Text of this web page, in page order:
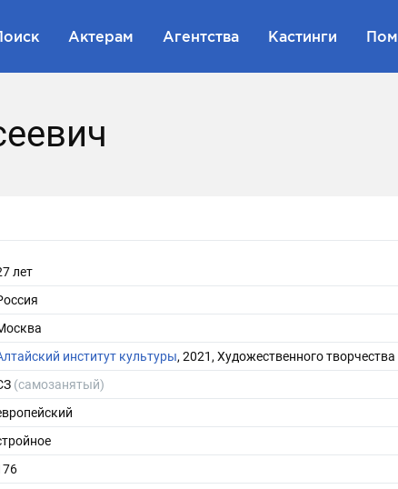
Актерам Агентства Кастинги
лет
институт культуры, 2021, Художественного творчества
(самозанятый)